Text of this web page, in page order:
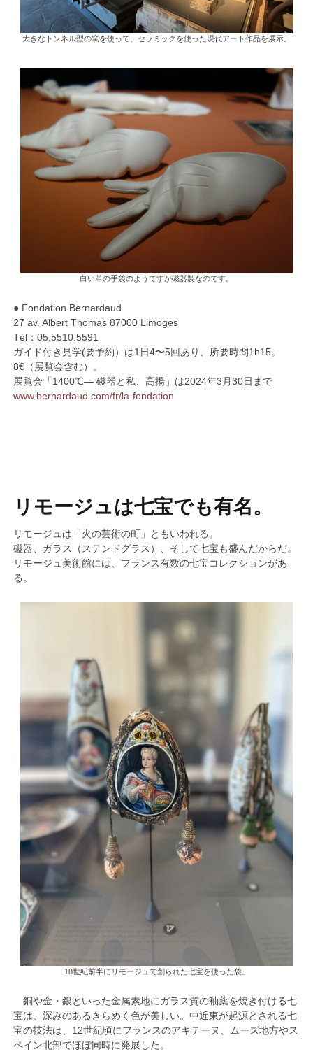
大きなトンネル型の窯を使って、セラミックを使った現代アート作品を展示。
白い革の手袋のようですが磁器製なのです。
● Fondation Bernardaud
27 av. Albert Thomas 87000 Limoges
Tél：05.5510.5591
ガイド付き見学(要予約）は1日4〜5回あり、所要時間1h15。
8€（展覧会含む）。
展覧会「1400℃― 磁器と私、高揚」は2024年3月30日まで
www.bernardaud.com/fr/la-fondation
リモージュは七宝でも有名。
リモージュは「火の芸術の町」ともいわれる。
磁器、ガラス（ステンドグラス）、そして七宝も盛んだからだ。
リモージュ美術館には、フランス有数の七宝コレクションがあ
る。
18世紀前半にリモージュで創られた七宝を使った袋。
銅や金・銀といった金属素地にガラス質の釉薬を焼き付ける七
宝は、深みのあるきらめく色が美しい。中近東が起源とされる七
宝の技法は、12世紀頃にフランスのアキテーヌ、ムーズ地方やス
ペイン北部でほぼ同時に発展した。